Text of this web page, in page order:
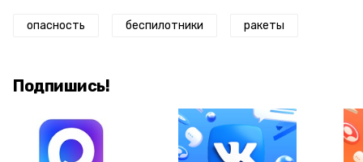
опасность беспилотники ракеты
Подпишись!